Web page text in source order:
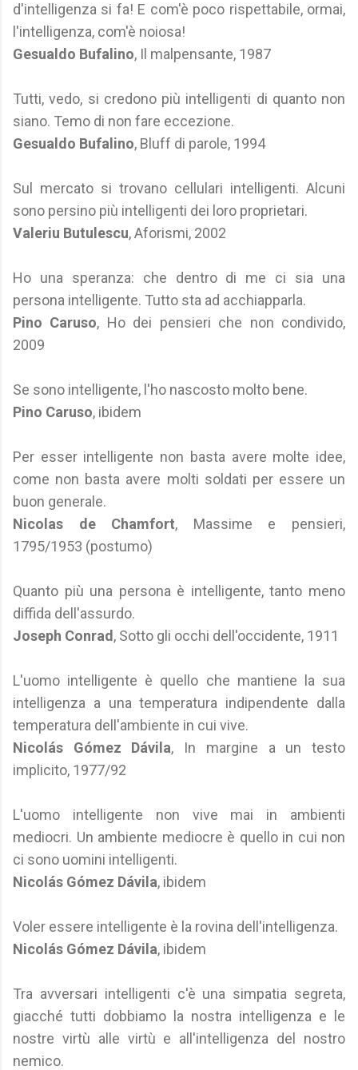
d'intelligenza si fa! E com'è poco rispettabile, ormai,
l'intelligenza, com'è noiosa!
Gesualdo Bufalino, Il malpensante, 1987
Tutti, vedo, si credono più intelligenti di quanto non
siano. Temo di non fare eccezione.
Gesualdo Bufalino, Bluff di parole, 1994
Sul mercato si trovano cellulari intelligenti. Alcuni
sono persino più intelligenti dei loro proprietari.
Valeriu Butulescu, Aforismi, 2002
Ho una speranza: che dentro di me ci sia una
persona intelligente. Tutto sta ad acchiapparla.
Pino Caruso, Ho dei pensieri che non condivido,
2009
Se sono intelligente, l'ho nascosto molto bene.
Pino Caruso, ibidem
Per esser intelligente non basta avere molte idee,
come non basta avere molti soldati per essere un
buon generale.
Nicolas de Chamfort, Massime e pensieri,
1795/1953 (postumo)
Quanto più una persona è intelligente, tanto meno
diffida dell'assurdo.
Joseph Conrad , Sotto gli occhi dell'occidente, 1911
L'uomo intelligente è quello che mantiene la sua
intelligenza a una temperatura indipendente dalla
temperatura dell'ambiente in cui vive.
Nicolás Gómez Dávila, In margine a un testo
implicito, 1977/92
L'uomo intelligente non vive mai in ambienti
mediocri. Un ambiente mediocre è quello in cui non
ci sono uomini intelligenti.
Nicolás Gómez Dávila, ibidem
Voler essere intelligente è la rovina dell'intelligenza.
Nicolás Gómez Dávila, ibidem
Tra avversari intelligenti c'è una simpatia segreta,
giacché tutti dobbiamo la nostra intelligenza e le
nostre virtù alle virtù e all'intelligenza del nostro
nemico.